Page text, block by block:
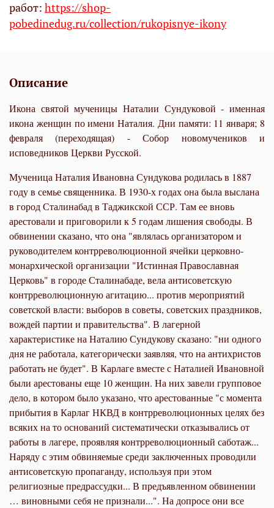
работ: https://shop-
pobedinedug.ru/collection/rukopisnye-ikony
Описание
Икона святой мученицы Наталии Сундуковой - именная
икона женщин по имени Наталия. Дни памяти: 11 января; 8
февраля (переходящая) - Собор новомучеников и
исповедников Церкви Русской.
Мученица Наталия Ивановна Сундукова родилась в 1887
году в семье священника. В 1930-х годах она была выслана
в город Сталинабад в Таджикской ССР. Там ее вновь
арестовали и приговорили к 5 годам лишения свободы. В
обвинении сказано, что она "являлась организатором и
руководителем контрреволюционной ячейки церковно-
монархической организации "Истинная Православная
Церковь" в городе Сталинабаде, вела антисоветскую
контрреволюционную агитацию... против мероприятий
советской власти: выборов в советы, советских праздников,
вождей партии и правительства". В лагерной
характеристике на Наталию Сундукову сказано: "ни одного
дня не работала, категорически заявляя, что на антихристов
работать не будет". В Карлаге вместе с Наталией Ивановной
были арестованы еще 10 женщин. На них завели групповое
дело, в котором было указано, что арестованные "с момента
прибытия в Карлаг НКВД в контрреволюционных целях без
всяких на то оснований систематически отказывались от
работы в лагере, проявляя контрреволюционный саботаж...
Наряду с этим обвиняемые среди заключенных проводили
антисоветскую пропаганду, используя при этом
религиозные предрассудки... В предъявленном обвинении
… виновными себя не признали...". На допросе они все